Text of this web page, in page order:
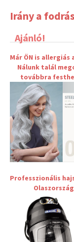
Irány a
Ajánló!
Már ÖN is allergiás
Nálunk talál
továbbra
Professzionális